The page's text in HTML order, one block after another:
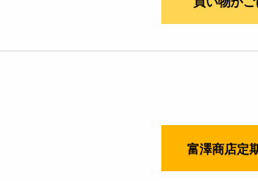
富澤商店定